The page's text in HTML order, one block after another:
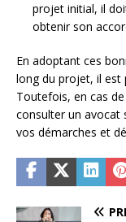
projet initial, il
obtenir son
En adoptant ces
long du projet, il est
Toutefois, en cas
consulter un avocat
vos démarches et